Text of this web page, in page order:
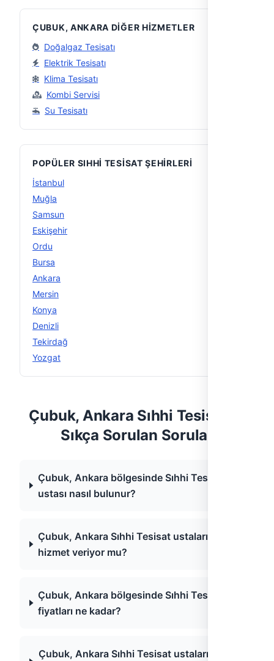
ÇUBUK, ANKARA DIĞER HIZMETLER
Doğalgaz Tesisatı
Elektrik Tesisatı
Klima Tesisatı
Kombi Servisi
Su Tesisatı
POPÜLER SIHHI TESISAT ŞEHIRLERI
İstanbul
Muğla
Samsun
Eskişehir
Ordu
Bursa
Ankara
Mersin
Konya
Denizli
Tekirdağ
Yozgat
Çubuk, Ankara Sıhhi Tesisat —
Sıkça Sorulan Sorular
Çubuk, Ankara bölgesinde Sıhhi Tesisat
ustası nasıl bulunur?
Çubuk, Ankara Sıhhi Tesisat ustaları acil
hizmet veriyor mu?
Çubuk, Ankara bölgesinde Sıhhi Tesisat
fiyatları ne kadar?
Çubuk, Ankara Sıhhi Tesisat ustaları